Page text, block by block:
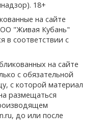
18+
на сайте
"Живая Кубань"
в соответствии с
на сайте
с обязательной
с которой материал
размещаться
до или после